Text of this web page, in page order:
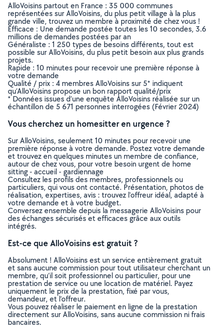
AlloVoisins partout en France : 35 000 communes
représentées sur AlloVoisins, du plus petit village à la plus
grande ville, trouvez un membre à proximité de chez vous !
Efficace : Une demande postée toutes les 10 secondes, 3.6
millions de demandes postées par an
Généraliste : 1 250 types de besoins différents, tout est
possible sur AlloVoisins, du plus petit besoin aux plus grands
projets.
Rapide : 10 minutes pour recevoir une première réponse à
votre demande
Qualité / prix : 4 membres AlloVoisins sur 5* indiquent
qu’AlloVoisins propose un bon rapport qualité/prix
* Données issues d’une enquête AlloVoisins réalisée sur un
échantillon de 5 671 personnes interrogées (Février 2024)
Vous cherchez un homesitter en urgence ?
Sur AlloVoisins, seulement 10 minutes pour recevoir une
première réponse à votre demande. Postez votre demande
et trouvez en quelques minutes un membre de confiance,
autour de chez vous, pour votre besoin urgent de home
sitting - accueil - gardiennage
Consultez les profils des membres, professionnels ou
particuliers, qui vous ont contacté. Présentation, photos de
réalisation, expertises, avis : trouvez l'offreur idéal, adapté à
votre demande et à votre budget.
Conversez ensemble depuis la messagerie AlloVoisins pour
des échanges sécurisés et efficaces grâce aux outils
intégrés.
Est-ce que AlloVoisins est gratuit ?
Absolument ! AlloVoisins est un service entièrement gratuit
et sans aucune commission pour tout utilisateur cherchant un
membre, qu’il soit professionnel ou particulier, pour une
prestation de service ou une location de matériel. Payez
uniquement le prix de la prestation, fixé par vous,
demandeur, et l’offreur.
Vous pouvez réaliser le paiement en ligne de la prestation
directement sur AlloVoisins, sans aucune commission ni frais
bancaires.